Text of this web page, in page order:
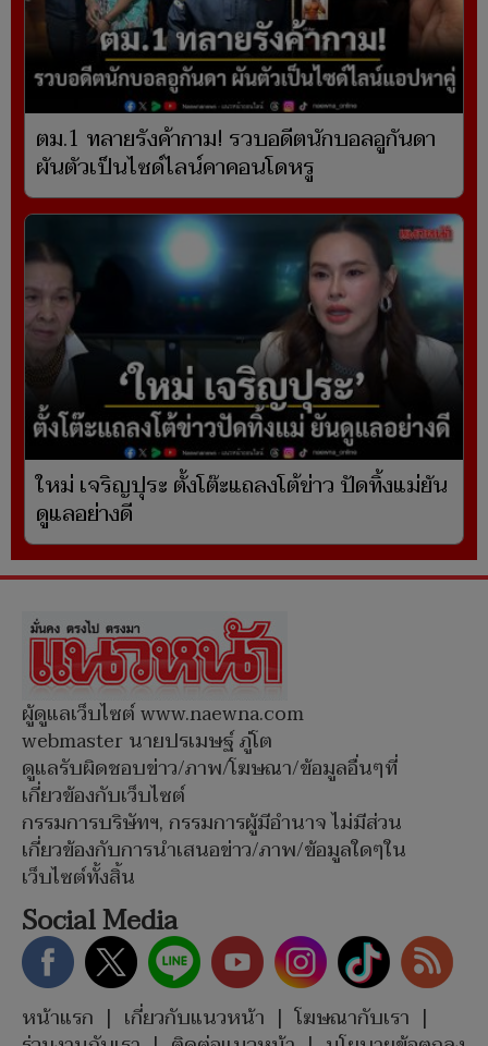
ตม.1 ทลายรังค้ากาม! รวบอดีตนักบอลอูกันดา
ผันตัวเป็นไซด์ไลน์คาคอนโดหรู
ใหม่ เจริญปุระ ตั้งโต๊ะแถลงโต้ข่าว ปัดทิ้งแม่ยัน
ดูแลอย่างดี
ผู้ดูแลเว็บไซต์ www.naewna.com
webmaster นายปรเมษฐ์ ภู่โต
ดูแลรับผิดชอบข่าว/ภาพ/โฆษณา/ข้อมูลอื่นๆที่
เกี่ยวข้องกับเว็บไซต์
กรรมการบริษัทฯ, กรรมการผู้มีอำนาจ ไม่มีส่วน
เกี่ยวข้องกับการนำเสนอข่าว/ภาพ/ข้อมูลใดๆใน
เว็บไซต์ทั้งสิ้น
Social Media
หน้าแรก | เกี่ยวกับแนวหน้า | โฆษณากับเรา |